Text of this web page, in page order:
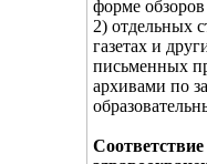
форме
2) отдельных
газетах и
письменных
архивами по